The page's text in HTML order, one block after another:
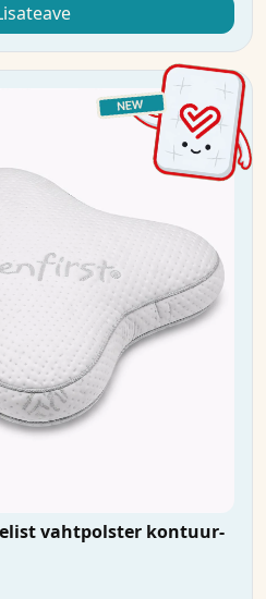
vahtpolster kontuur-